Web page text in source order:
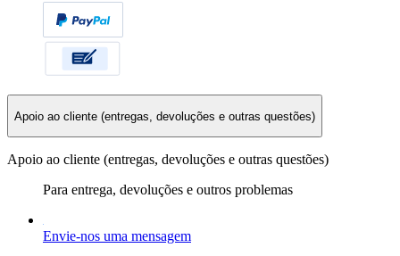
Apoio ao cliente (entregas, devoluções e outras questões)
Apoio ao cliente (entregas, devoluções e outras questões)
Para entrega, devoluções e outros problemas
Envie-nos uma mensagem